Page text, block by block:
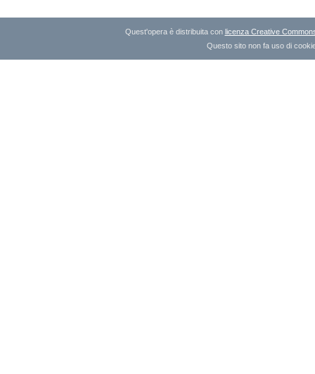
Quest'opera è distribuita con licenza Creative
Questo sito non fa uso di